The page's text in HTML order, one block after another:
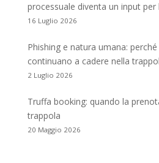
processuale diventa un input per
16 Luglio 2026
Phishing e natura umana:
continuano a cadere nella
2 Luglio 2026
Truffa booking: quando la
trappola
20 Maggio 2026